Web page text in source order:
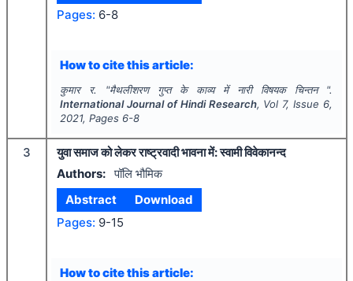
Pages: 6-8
How to cite this article:
कुमार र. "मैथलीशरण गुप्त के काव्य में नारी विषयक चिन्तन ".
International Journal of Hindi Research, Vol 7, Issue 6,
2021, Pages 6-8
3
युवा समाज को लेकर राष्ट्रवादी भावना में: स्वामी विवेकानन्द
Authors: पॉलि भौमिक
Abstract
Download
Pages: 9-15
How to cite this article: